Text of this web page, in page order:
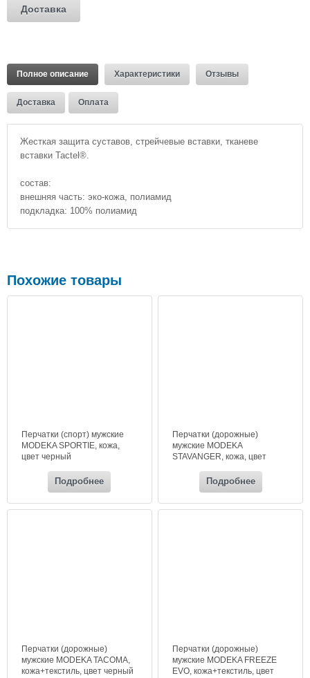
Доставка
Полное описание Характеристики Отзывы
Доставка Оплата
Жесткая защита суставов, стрейчевые вставки, тканеве
вставки Tactel®.
состав:
внешняя часть: эко-кожа, полиамид
подкладка: 100% полиамид
Похожие товары
Перчатки (спорт) мужские
MODEKA SPORTIE, кожа,
цвет черный
Подробнее
Перчатки (дорожные)
мужские MODEKA
STAVANGER, кожа, цвет
Подробнее
Перчатки (дорожные)
мужские MODEKA TACOMA,
кожа+текстиль, цвет черный
Перчатки (дорожные)
мужские MODEKA FREEZE
EVO, кожа+текстиль, цвет